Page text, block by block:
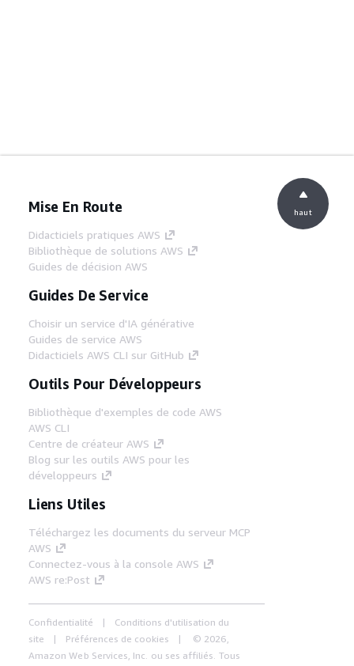
Mise En Route
Didacticiels pratiques AWS
Bibliothèque de solutions AWS
Guides de décision AWS
Guides De Service
Choisir un service d'IA générative
Guides de service AWS
Didacticiels AWS CLI sur GitHub
Outils Pour Développeurs
Bibliothèque d'exemples de code AWS
AWS CLI
Centre de créateur AWS
Blog sur les outils AWS pour les
développeurs
Liens Utiles
Téléchargez les documents du serveur MCP
AWS
Connectez-vous à la console AWS
AWS re:Post
Confidentialité
Conditions d'utilisation du
site
Préférences de cookies
© 2026,
Amazon Web Services, Inc. ou ses affiliés. Tous
haut